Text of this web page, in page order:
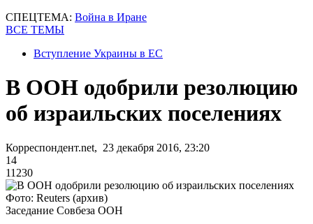
СПЕЦТЕМА: Война в Иране
ВСЕ ТЕМЫ
Вступление Украины в ЕС
В ООН одобрили резолюцию
об израильских поселениях
Корреспондент.net, 23 декабря 2016, 23:20
14
11230
Фото: Reuters (архив)
Заседание Совбеза ООН